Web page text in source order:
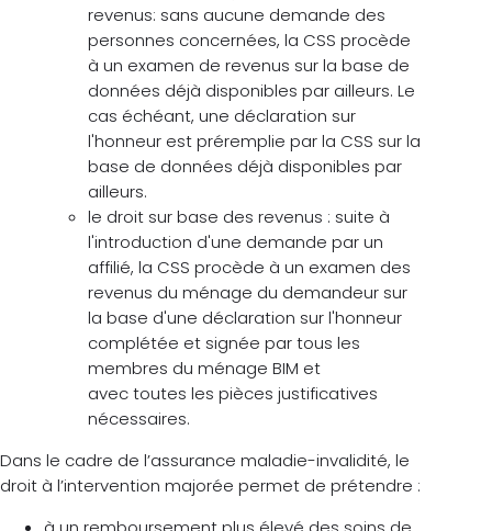
revenus: sans aucune demande des
personnes concernées, la CSS procède
à un examen de revenus sur la base de
données déjà disponibles par ailleurs. Le
cas échéant, une déclaration sur
l'honneur est préremplie par la CSS sur la
base de données déjà disponibles par
ailleurs.
le droit sur base des revenus : suite à
l'introduction d'une demande par un
affilié, la CSS procède à un examen des
revenus du ménage du demandeur sur
la base d'une déclaration sur l'honneur
complétée et signée par tous les
membres du ménage BIM et
avec toutes les pièces justificatives
nécessaires.
Dans le cadre de l’assurance maladie-invalidité, le
droit à l’intervention majorée permet de prétendre :